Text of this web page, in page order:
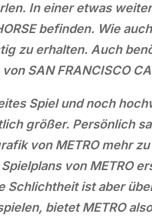
In einer etwas
befinden. Wie
zu erhalten. Auch
SAN FRANCISCO
Spiel und noch
größer. Persönlich
von METRO mehr zu
von METRO
Schlichtheit ist aber
bietet METRO